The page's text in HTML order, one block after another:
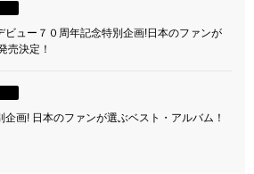
ビュー７０周年記念特別企画!日本のファンが
売決定！
画! 日本のファンが選ぶベスト・アルバム！